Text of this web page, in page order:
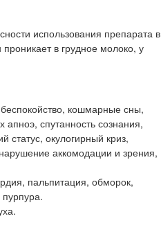
использования препарата в
в грудное молоко, у
кошмарные сны,
спутанность сознания,
статус, окулогирный криз,
аккомодации и зрения,
пальпитация, обморок,